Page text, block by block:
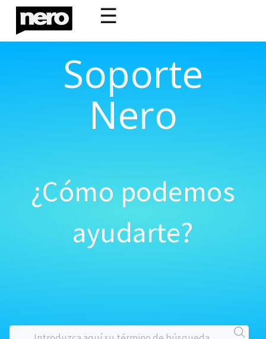
☰
Soporte
Nero
¿Cómo podemos
ayudarte?